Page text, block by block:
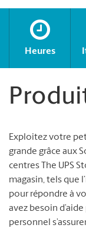
Heures
Exploitez votre
grande grâce aux
centres The UPS
magasin, tels que
pour répondre à
avez besoin
personnel